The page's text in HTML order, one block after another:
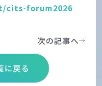
cits-forum2026
に戻る
次の記事へ